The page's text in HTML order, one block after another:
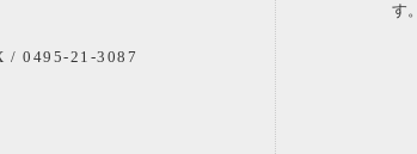
/ 0495-21-3087
す